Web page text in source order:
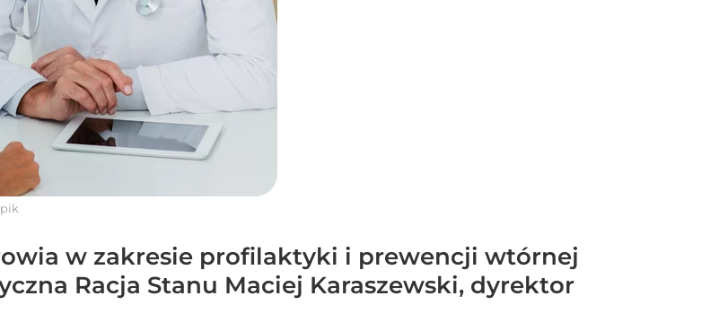
w zakresie profilaktyki i prewencji wtórnej
Racja Stanu Maciej Karaszewski, dyrektor